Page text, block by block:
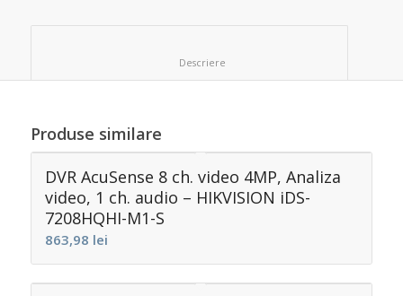
Produse similare
DVR AcuSense 8 ch. video 4MP, Analiza
video, 1 ch. audio – HIKVISION iDS-
7208HQHI-M1-S
863,98 lei